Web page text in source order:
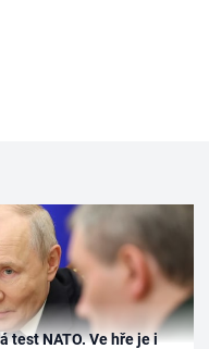
test NATO. Ve hře je i